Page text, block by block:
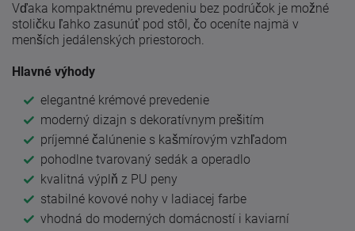
Vďaka kompaktnému prevedeniu bez podrúčok je možné
stoličku ľahko zasunúť pod stôl, čo oceníte najmä v
menších jedálenských priestoroch.
Hlavné výhody
elegantné krémové prevedenie
moderný dizajn s dekoratívnym prešitím
príjemné čalúnenie s kašmírovým vzhľadom
pohodlne tvarovaný sedák a operadlo
kvalitná výplň z PU peny
stabilné kovové nohy v ladiacej farbe
vhodná do moderných domácností i kaviarní